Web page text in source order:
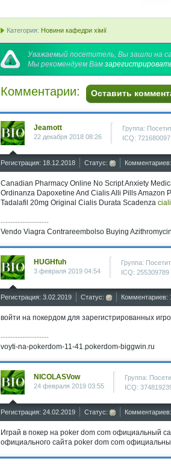
Категория: Новини кафедри хімії
Уважаемый посетитель, Вы зашли на
Мы рекомендуем Вам
Комментарии: Оставить
Jeamott
22 декабря 2018 08:26
Группа:
ICQ: 721680097
Регистрация: 18.12.2018 Статус:
Canadian Pharmacy Online No Script Anxiety
Ordinanza Dapoxetine And Cialis Alli Pills Amazon
Tadalafil 20mg Original Cialis Durata Scadenza
--------------------
Vendo Viagra Contrareembolso Buying
HUGHfuh
3 февраля 2019 04:54
Группа:
ICQ: 255309789
Регистрация: 3.02.2019 Статус: Комментариев: 1
войти на покердом для зарегистрированных
--------------------
voyti-na-pokerdom-11-41.pokerdom-biggwin.ru
NICOLASVow
24 февраля 2019 03:55
Группа:
ICQ:
Регистрация: 24.02.2019 Статус: Комментариев:
Играй в покер на poker dom com официальный
официального сайта poker dom com